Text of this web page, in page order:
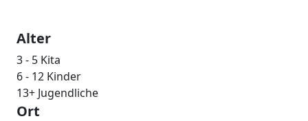
Alter
3 - 5 Kita
6 - 12 Kinder
13+ Jugendliche
Ort